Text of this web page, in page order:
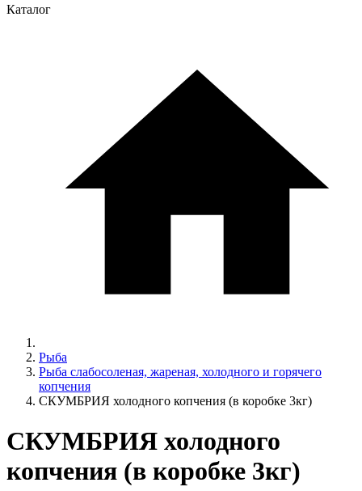
Каталог
Рыба
Рыба слабосоленая, жареная, холодного и горячего
копчения
СКУМБРИЯ холодного копчения (в коробке 3кг)
СКУМБРИЯ холодного
копчения (в коробке 3кг)